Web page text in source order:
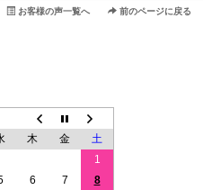
お客様の声一覧へ 前のページに戻る
木 金
土
1
6 7
8